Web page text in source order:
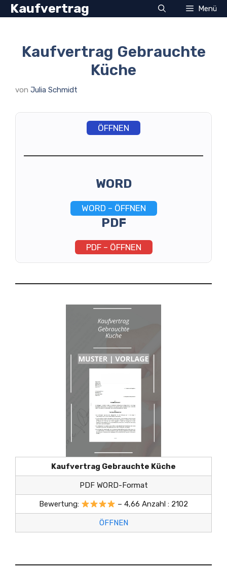
Zum
Inhalt
Kaufvertrag Menü
Kaufvertrag Gebrauchte
Küche
von Julia Schmidt
ÖFFNEN
WORD
WORD – ÖFFNEN
PDF
PDF – ÖFFNEN
Kaufvertrag Gebrauchte Küche
PDF WORD-Format
Bewertung: – 4,66 Anzahl : 2102
ÖFFNEN